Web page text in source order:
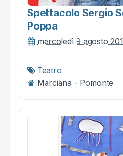
Spettacolo Sergio
Poppa
mercoledì 9 agosto
Teatro
Marciana - Pomonte